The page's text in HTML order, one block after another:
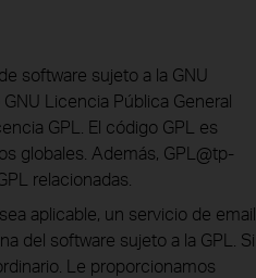
software sujeto a la GNU
Licencia Pública General
GPL. El código GPL es
globales. Además, GPL@tp-
relacionadas.
aplicable, un servicio de email
del software sujeto a la GPL. Si
Le proporcionamos